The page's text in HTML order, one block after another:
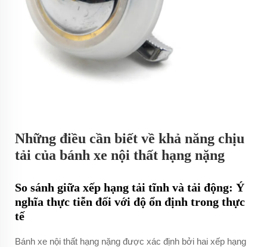
Những điều cần biết về khả năng chịu
tải của bánh xe nội thất hạng nặng
So sánh giữa xếp hạng tải tĩnh và tải động: Ý
nghĩa thực tiễn đối với độ ổn định trong thực
tế
Bánh xe nội thất hạng nặng được xác định bởi hai xếp hạng